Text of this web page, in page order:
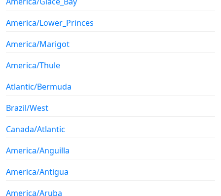
America/Lower_Princes
America/Marigot
America/Thule
Atlantic/Bermuda
Brazil/West
Canada/Atlantic
America/Anguilla
America/Antigua
America/Aruba